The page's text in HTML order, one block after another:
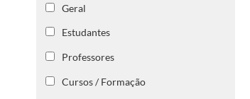
Geral
Estudantes
Professores
Cursos / Formação